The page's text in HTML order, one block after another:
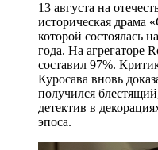
13 августа на
историческая драма
которой состоялась
года. На агрегаторе
составил 97%.
Куросава вновь
получился
детектив в
эпоса.